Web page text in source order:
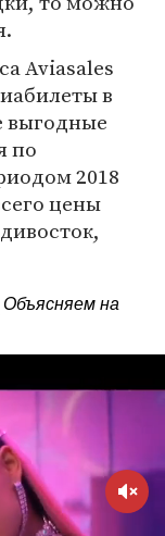
Aviasales
в
выгодные
по
2018
цены
на